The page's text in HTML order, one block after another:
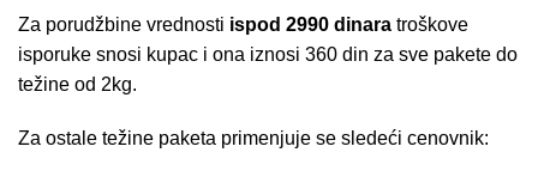
Za porudžbine vrednosti ispod 2990 dinara troškove
isporuke snosi kupac i ona iznosi 360 din za sve pakete do
težine od 2kg.
Za ostale težine paketa primenjuje se sledeći cenovnik: